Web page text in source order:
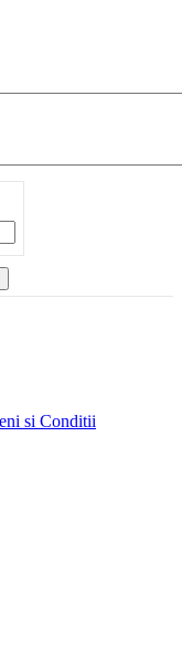
si Conditii